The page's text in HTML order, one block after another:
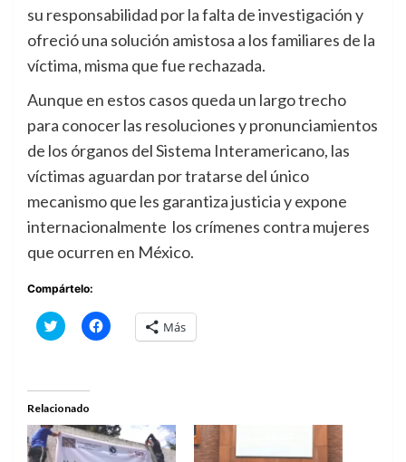
su responsabilidad por la falta de investigación y
ofreció una solución amistosa a los familiares de la
víctima, misma que fue rechazada.
Aunque en estos casos queda un largo trecho
para conocer las resoluciones y pronunciamientos
de los órganos del Sistema Interamericano, las
víctimas aguardan por tratarse del único
mecanismo que les garantiza justicia y expone
internacionalmente los crímenes contra mujeres
que ocurren en México.
Compártelo:
Haz
clic
(Se
abre
en
una
ventana
nueva)
Haz
clic
una
ventana
nueva)
Más
Relacionado